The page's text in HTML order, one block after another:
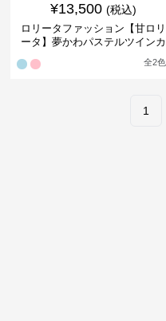
¥13,500 (税込)
ロリータファッション【甘ロリ
ータ】夢かわパステルツインカ
ラーストライプワンピース
全2色
1